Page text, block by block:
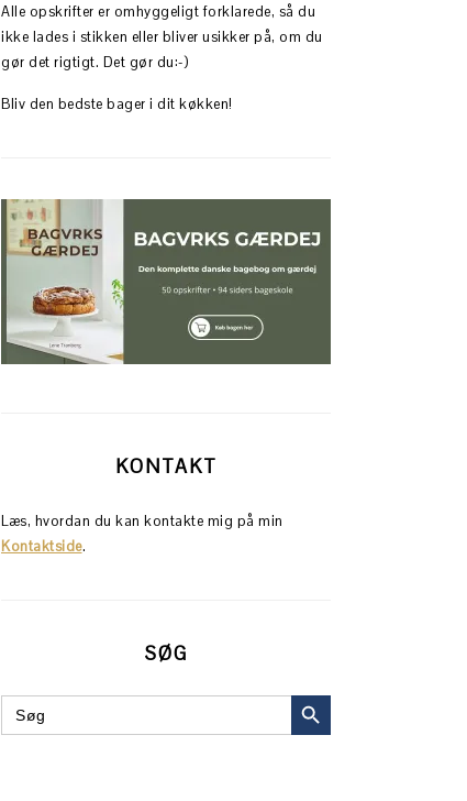
Alle opskrifter er omhyggeligt forklarede, så du
ikke lades i stikken eller bliver usikker på, om du
gør det rigtigt. Det gør du:-)
Bliv den bedste bager i dit køkken!
KONTAKT
Læs, hvordan du kan kontakte mig på min
Kontaktside.
SØG
Search
for:
SEARCH BUTTON